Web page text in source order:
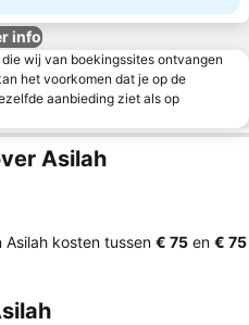
info
wij van boekingssites ontvangen
het voorkomen dat je op de
aanbieding ziet als op
Asilah
kosten tussen ‎€ 75 en ‎€ 75